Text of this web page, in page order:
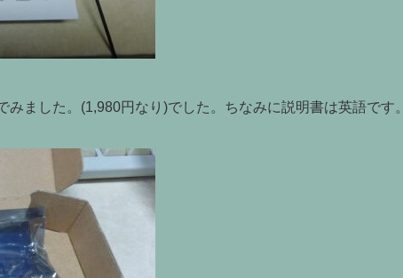
ました。(1,980円なり)でした。ちなみに説明書は英語です。